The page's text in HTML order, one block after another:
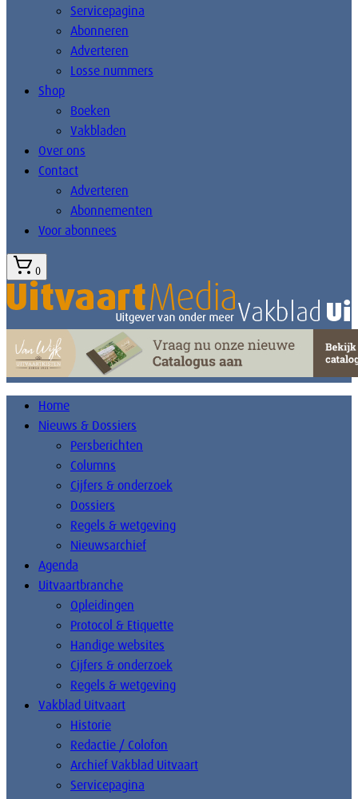
Servicepagina
Abonneren
Adverteren
Losse nummers
Shop
Boeken
Vakbladen
Over ons
Contact
Adverteren
Abonnementen
Voor abonnees
0
Home
Nieuws & Dossiers
Persberichten
Columns
Cijfers & onderzoek
Dossiers
Regels & wetgeving
Nieuwsarchief
Agenda
Uitvaartbranche
Opleidingen
Protocol & Etiquette
Handige websites
Cijfers & onderzoek
Regels & wetgeving
Vakblad Uitvaart
Historie
Redactie / Colofon
Archief Vakblad Uitvaart
Servicepagina